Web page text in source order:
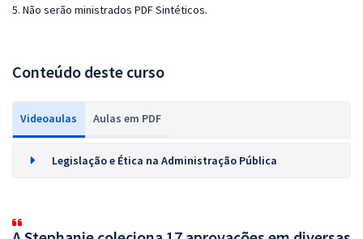
5. Não serão ministrados PDF Sintéticos.
Conteúdo deste curso
Videoaulas Aulas em PDF
Legislação e Ética na Administração Pública